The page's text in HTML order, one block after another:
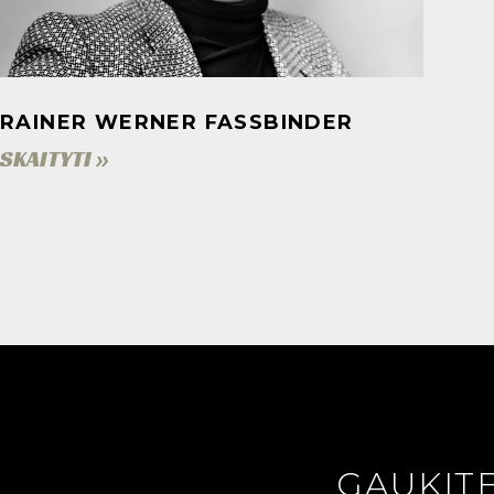
RAINER WERNER FASSBINDER
SKAITYTI »